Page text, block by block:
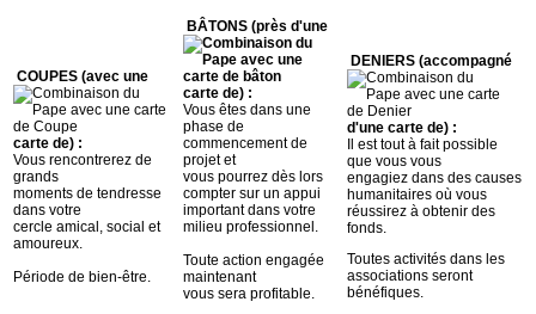
COUPES (avec une
carte de) :
Vous rencontrerez de
grands
moments de tendresse
dans votre
cercle amical, social et
amoureux.
Période de bien-être.
BÂTONS (près d'une
carte de) :
Vous êtes dans une
phase de
commencement de
projet et
vous pourrez dès lors
compter sur un appui
important dans votre
milieu professionnel.
Toute action engagée
maintenant
vous sera profitable.
DENIERS (accompagné
d'une carte de) :
Il est tout à fait possible
que vous vous
engagiez dans des causes
humanitaires où vous
réussirez à obtenir des
fonds.
Toutes activités dans les
associations seront
bénéfiques.